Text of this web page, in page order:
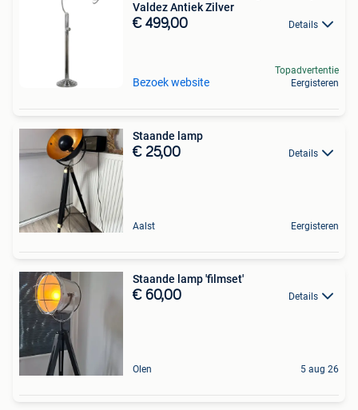
Valdez Antiek Zilver
€ 499,00 Details
Bezoek website
Topadvertentie
Eergisteren
Staande lamp
€ 25,00 Details
Aalst Eergisteren
Staande lamp 'filmset'
€ 60,00 Details
Olen 5 aug 26